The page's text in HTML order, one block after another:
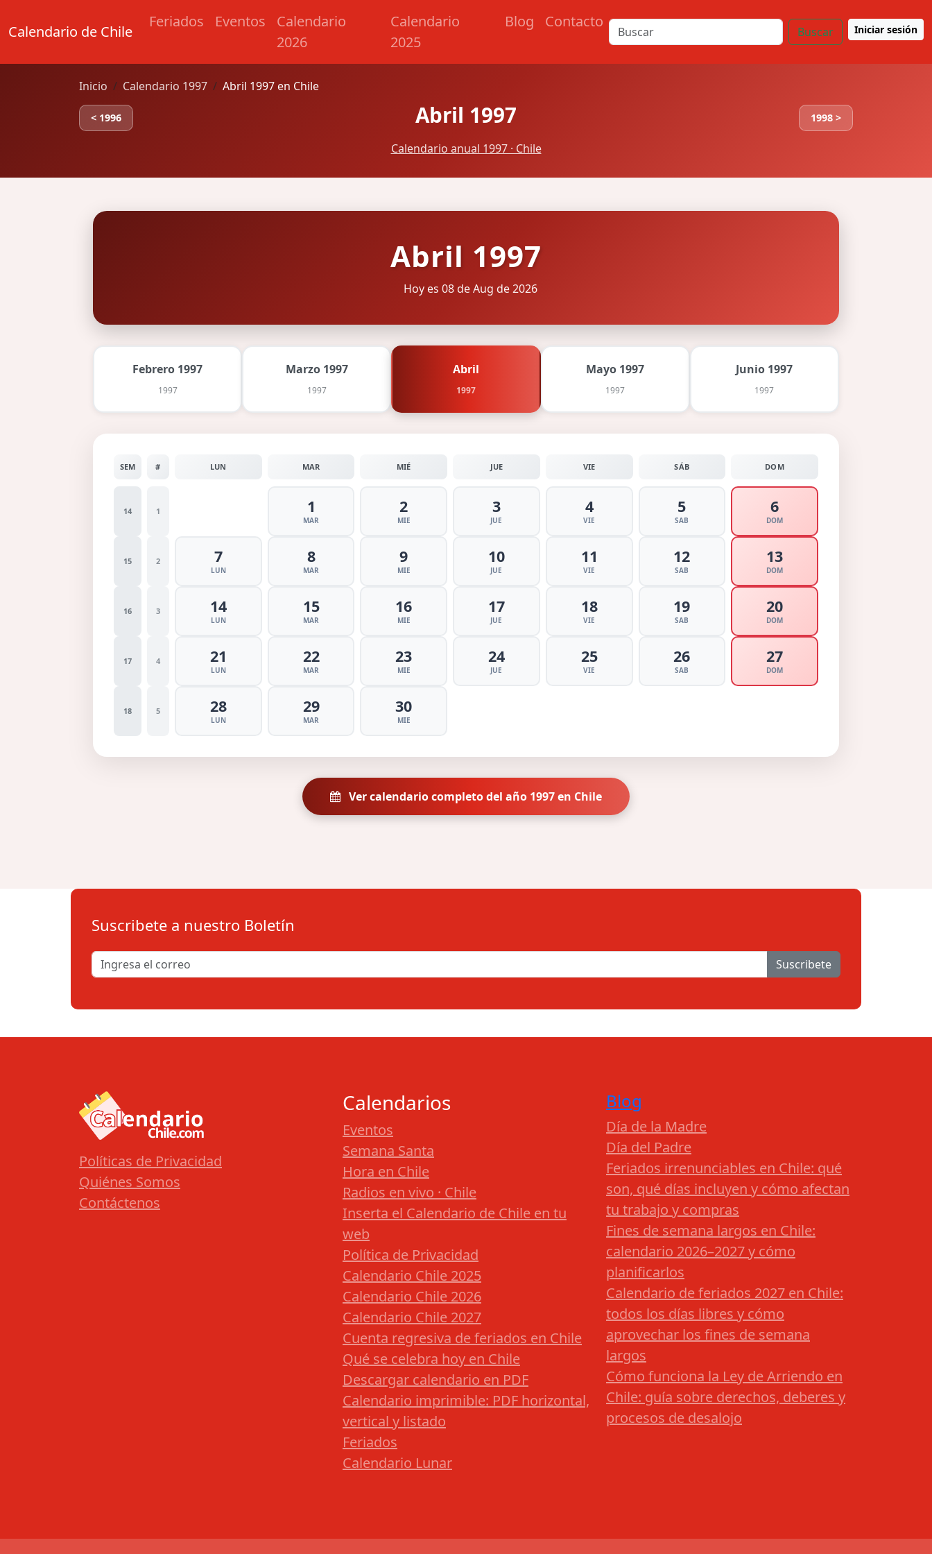
Calendario de Chile
Feriados Eventos
Calendario
2026
Calendario
2025
Blog Contacto
Buscar Iniciar sesión
Inicio Calendario 1997 Abril 1997 en Chile
< 1996 Abril 1997 1998 >
Calendario anual 1997 · Chile
Abril 1997
Hoy es 08 de Aug de 2026
Febrero 1997
1997
Marzo 1997
1997
Abril
1997
Mayo 1997
1997
Junio 1997
1997
SEM # LUN MAR MIÉ JUE VIE SÁB DOM
14 1 1
MAR
2
MIE
3
JUE
4
VIE
5
SAB
6
DOM
15 2 7
LUN
8
MAR
9
MIE
10
JUE
11
VIE
12
SAB
13
DOM
16 3 14
LUN
15
MAR
16
MIE
17
JUE
18
VIE
19
SAB
20
DOM
17 4 21
LUN
22
MAR
23
MIE
24
JUE
25
VIE
26
SAB
27
DOM
18 5 28
LUN
29
MAR
30
MIE
Ver calendario completo del año 1997 en Chile
Suscribete a nuestro Boletín
Suscribete
Políticas de Privacidad
Quiénes Somos
Contáctenos
Calendarios
Eventos
Semana Santa
Hora en Chile
Radios en vivo · Chile
Inserta el Calendario de Chile en tu
web
Política de Privacidad
Calendario Chile 2025
Calendario Chile 2026
Calendario Chile 2027
Cuenta regresiva de feriados en Chile
Qué se celebra hoy en Chile
Descargar calendario en PDF
Calendario imprimible: PDF horizontal,
vertical y listado
Feriados
Calendario Lunar
Blog
Día de la Madre
Día del Padre
Feriados irrenunciables en Chile: qué
son, qué días incluyen y cómo afectan
tu trabajo y compras
Fines de semana largos en Chile:
calendario 2026–2027 y cómo
planificarlos
Calendario de feriados 2027 en Chile:
todos los días libres y cómo
aprovechar los fines de semana
largos
Cómo funciona la Ley de Arriendo en
Chile: guía sobre derechos, deberes y
procesos de desalojo